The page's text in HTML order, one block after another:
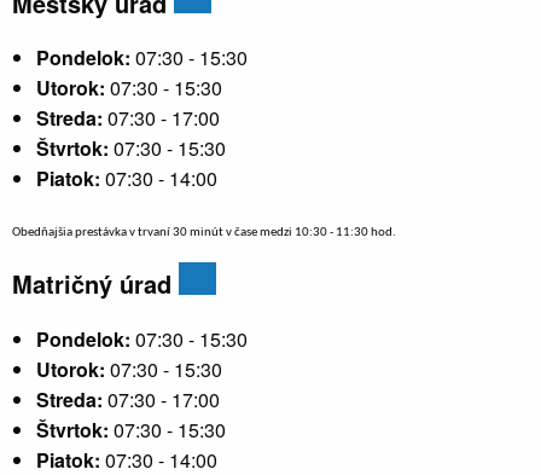
Pondelok: 07:30 - 15:30
Utorok: 07:30 - 15:30
Streda: 07:30 - 17:00
Štvrtok: 07:30 - 15:30
Piatok: 07:30 - 14:00
Obedňajšia prestávka v trvaní 30 minút v čase medzi 10:30 - 11:30 hod.
Matričný úrad
Pondelok: 07:30 - 15:30
Utorok: 07:30 - 15:30
Streda: 07:30 - 17:00
Štvrtok: 07:30 - 15:30
Piatok: 07:30 - 14:00